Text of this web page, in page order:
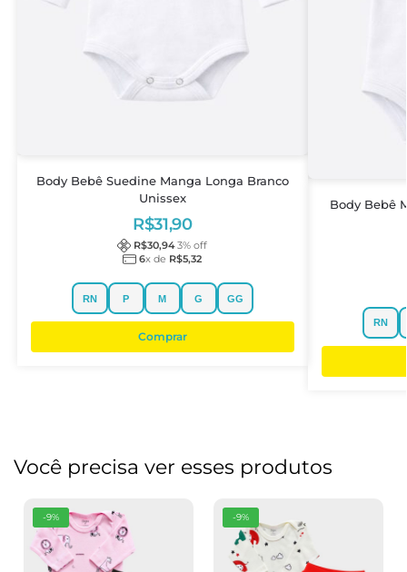
Body Bebê Suedine Manga Longa Branco
Unissex
R$31,90
R$30,94 3% off
6x de R$5,32
RN P M G GG
Comprar
Body Bebê
RN
Você precisa ver esses produtos
-9% -9%